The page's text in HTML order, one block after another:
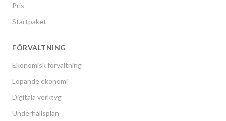
Pris
Startpaket
FÖRVALTNING
Ekonomisk förvaltning
Löpande ekonomi
Digitala verktyg
Underhållsplan